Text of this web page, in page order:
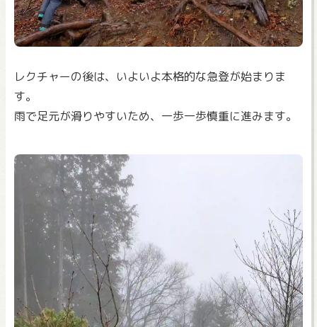
レクチャーの後は、いよいよ本格的な急登が始まりま
す。
雨で足元が滑りやすいため、一歩一歩慎重に進みます。